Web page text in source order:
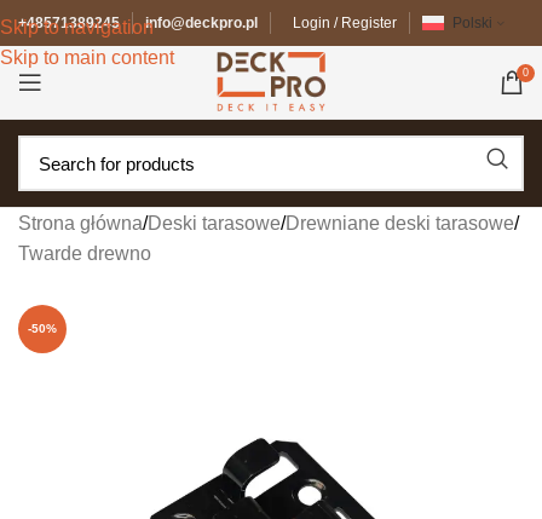
Skip to navigation
Skip to main content
+48571389245 info@deckpro.pl Login / Register Polski
0
Strona główna/Deski tarasowe/Drewniane deski tarasowe/
Twarde drewno
-50%